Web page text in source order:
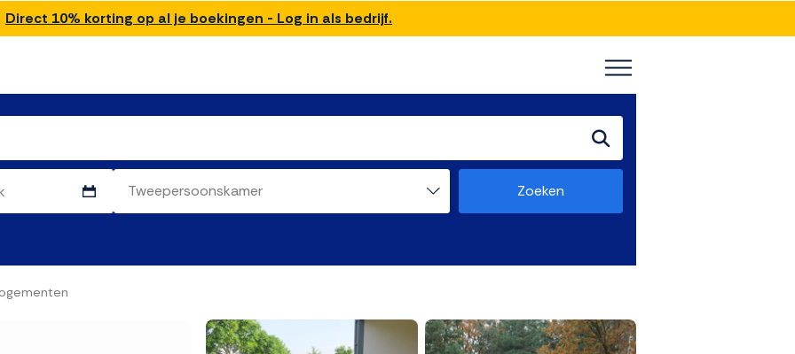
Direct 10% korting op al je boekingen - Log in als bedrijf.
Zoeken